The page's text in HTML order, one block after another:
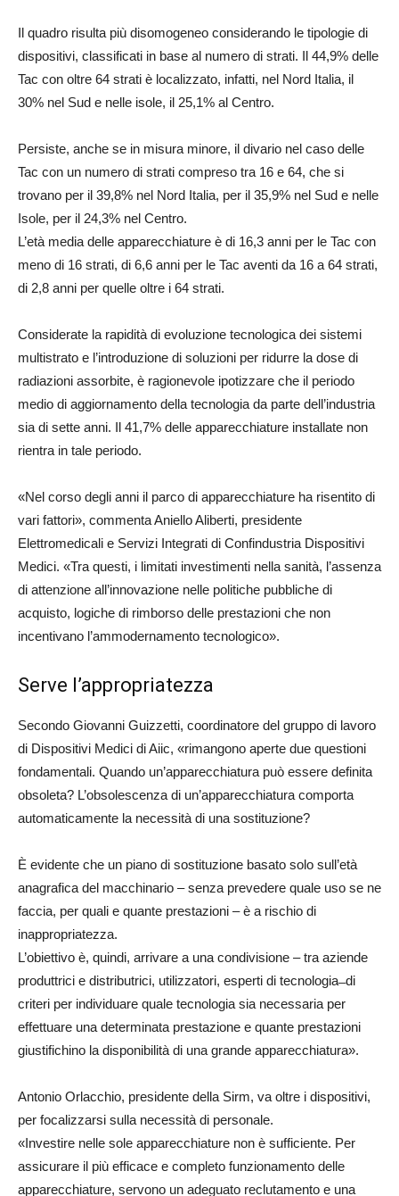
Il quadro risulta più disomogeneo considerando le tipologie di
dispositivi, classificati in base al numero di strati. Il 44,9% delle
Tac con oltre 64 strati è localizzato, infatti, nel Nord Italia, il
30% nel Sud e nelle isole, il 25,1% al Centro.
Persiste, anche se in misura minore, il divario nel caso delle
Tac con un numero di strati compreso tra 16 e 64, che si
trovano per il 39,8% nel Nord Italia, per il 35,9% nel Sud e nelle
Isole, per il 24,3% nel Centro.
L’età media delle apparecchiature è di 16,3 anni per le Tac con
meno di 16 strati, di 6,6 anni per le Tac aventi da 16 a 64 strati,
di 2,8 anni per quelle oltre i 64 strati.
Considerate la rapidità di evoluzione tecnologica dei sistemi
multistrato e l’introduzione di soluzioni per ridurre la dose di
radiazioni assorbite, è ragionevole ipotizzare che il periodo
medio di aggiornamento della tecnologia da parte dell’industria
sia di sette anni. Il 41,7% delle apparecchiature installate non
rientra in tale periodo.
«Nel corso degli anni il parco di apparecchiature ha risentito di
vari fattori», commenta Aniello Aliberti, presidente
Elettromedicali e Servizi Integrati di Confindustria Dispositivi
Medici. «Tra questi, i limitati investimenti nella sanità, l’assenza
di attenzione all’innovazione nelle politiche pubbliche di
acquisto, logiche di rimborso delle prestazioni che non
incentivano l’ammodernamento tecnologico».
Serve l’appropriatezza
Secondo Giovanni Guizzetti, coordinatore del gruppo di lavoro
di Dispositivi Medici di Aiic, «rimangono aperte due questioni
fondamentali. Quando un’apparecchiatura può essere definita
obsoleta? L’obsolescenza di un’apparecchiatura comporta
automaticamente la necessità di una sostituzione?
È evidente che un piano di sostituzione basato solo sull’età
anagrafica del macchinario – senza prevedere quale uso se ne
faccia, per quali e quante prestazioni – è a rischio di
inappropriatezza.
L’obiettivo è, quindi, arrivare a una condivisione – tra aziende
produttrici e distributrici, utilizzatori, esperti di tecnologia ̶ di
criteri per individuare quale tecnologia sia necessaria per
effettuare una determinata prestazione e quante prestazioni
giustifichino la disponibilità di una grande apparecchiatura».
Antonio Orlacchio, presidente della Sirm, va oltre i dispositivi,
per focalizzarsi sulla necessità di personale.
«Investire nelle sole apparecchiature non è sufficiente. Per
assicurare il più efficace e completo funzionamento delle
apparecchiature, servono un adeguato reclutamento e una